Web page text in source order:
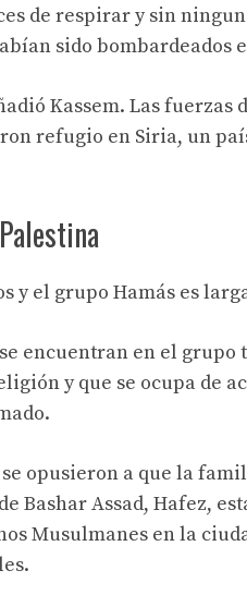
de respirar y sin
sido bombardeados
Kassem. Las
refugio en Siria, un
y el grupo Hamás es
encuentran en el
y que se ocupa de
opusieron a que la
Bashar Assad, Hafez,
Musulmanes en la